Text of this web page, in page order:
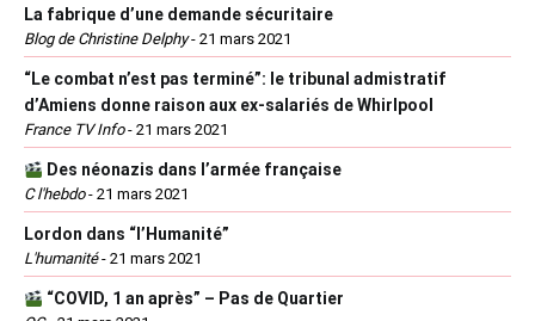
La fabrique d’une demande sécuritaire
Blog de Christine Delphy- 21 mars 2021
“Le combat n’est pas terminé”: le tribunal admistratif
d’Amiens donne raison aux ex-salariés de Whirlpool
France TV Info- 21 mars 2021
Des néonazis dans l’armée française
C l'hebdo- 21 mars 2021
Lordon dans “l’Humanité”
L'humanité- 21 mars 2021
“COVID, 1 an après” – Pas de Quartier